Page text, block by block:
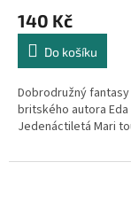
140 Kč
Do košíku
Dobrodružný
britského autora Eda
Jedenáctiletá Mari